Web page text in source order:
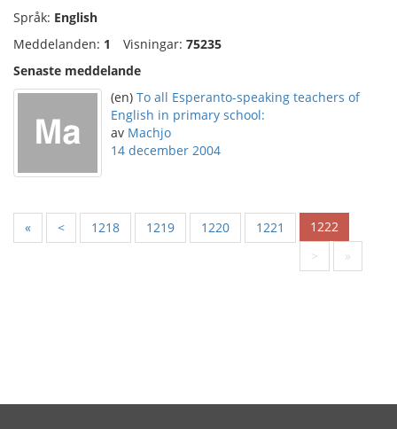
Språk: English
Meddelanden: 1 Visningar: 75235
Senaste meddelande
(en) To all Esperanto-speaking teachers of
English in primary school:
av Machjo
14 december 2004
« < 1218 1219 1220 1221
1222
>
»